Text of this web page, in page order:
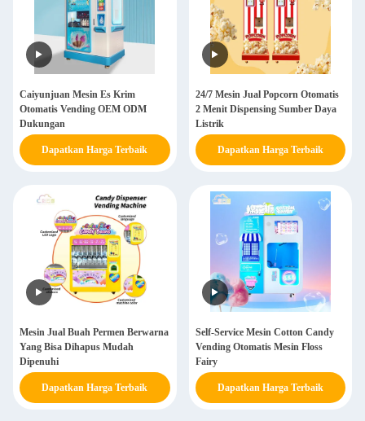
Caiyunjuan Mesin Es Krim
Otomatis Vending OEM ODM
Dukungan
Dapatkan Harga Terbaik
24/7 Mesin Jual Popcorn Otomatis
2 Menit Dispensing Sumber Daya
Listrik
Dapatkan Harga Terbaik
Mesin Jual Buah Permen Berwarna
Yang Bisa Dihapus Mudah
Dipenuhi
Dapatkan Harga Terbaik
Self-Service Mesin Cotton Candy
Vending Otomatis Mesin Floss
Fairy
Dapatkan Harga Terbaik